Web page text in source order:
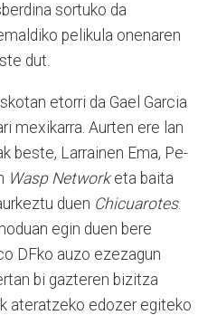
sortuko da
pelikula onenaren
dut.
etorri da Gael Garcia
mexikarra. Aurten ere lan
beste, Larrainen Ema, Pe­
Wasp Networketa baita
duen Chicuarotes.
egin duen bere
DFko auzo eze­za­gun
bi gazteren bizitza
ateratzeko edozer egiteko